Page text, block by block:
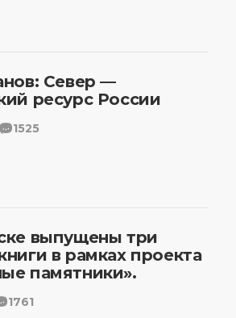
Север —
ресурс России
1525
выпущены три
в рамках проекта
памятники».
1761